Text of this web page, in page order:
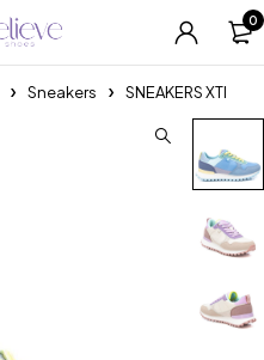
0
Sneakers SNEAKERS XTI